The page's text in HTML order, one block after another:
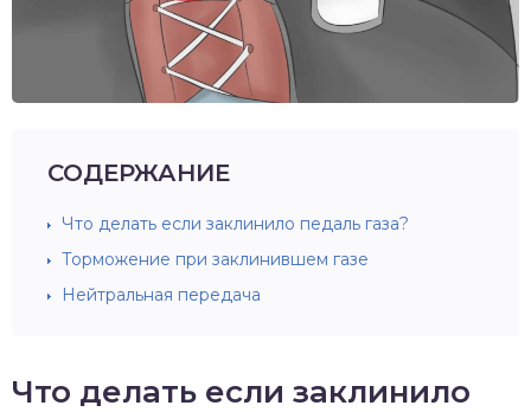
СОДЕРЖАНИЕ
Что делать если заклинило педаль газа?
Торможение при заклинившем газе
Нейтральная передача
Что делать если заклинило